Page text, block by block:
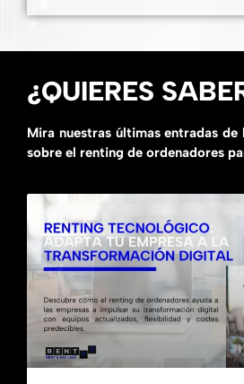
¿QUIERES
Mira nuestras últimas entradas
sobre el renting de ordenadores